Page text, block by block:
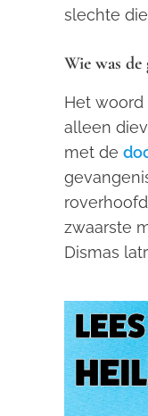
slechte
Wie was de
Het woord
alleen
met de
zwaarste
Dismas